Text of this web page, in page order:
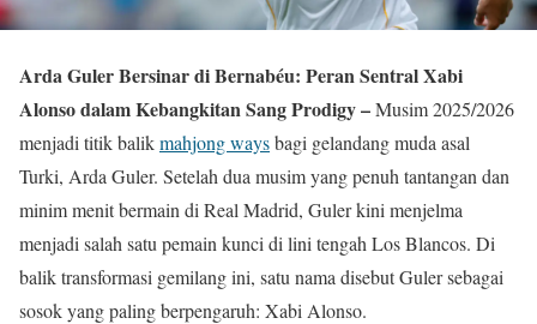
Arda Guler Bersinar di Bernabéu: Peran Sentral Xabi
Alonso dalam Kebangkitan Sang Prodigy –Musim 2025/2026
menjadi titik balikmahjong waysbagi gelandang muda asal
Turki, Arda Guler. Setelah dua musim yang penuh tantangan dan
minim menit bermain di Real Madrid, Guler kini menjelma
menjadi salah satu pemain kunci di lini tengah Los Blancos. Di
balik transformasi gemilang ini, satu nama disebut Guler sebagai
sosok yang paling berpengaruh: Xabi Alonso.